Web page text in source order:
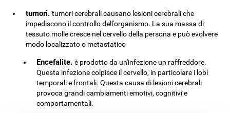
tumori.tumori cerebrali causano lesioni cerebrali che
impediscono il controllo dell'organismo. La sua massa di
tessuto molle cresce nel cervello della persona e può evolvere
modo localizzato o metastatico
Encefalite. è prodotto da un'infezione un raffreddore.
Questa infezione colpisce il cervello, in particolare i lobi
temporali e frontali. Questa causa di lesioni cerebrali
provoca grandi cambiamenti emotivi, cognitivi e
comportamentali.